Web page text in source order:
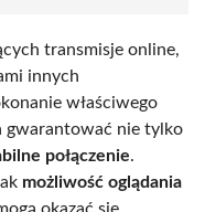
transmisje online,
innych
właściwego
gwarantować nie tylko
połączenie.
możliwość oglądania